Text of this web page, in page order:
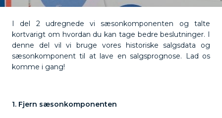
I del 2 udregnede vi sæsonkomponenten og talte
kortvarigt om hvordan du kan tage bedre beslutninger. I
denne del vil vi bruge vores historiske salgsdata og
sæsonkomponent til at lave en salgsprognose. Lad os
komme i gang!
1. Fjern sæsonkomponenten